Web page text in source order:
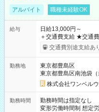
アルバイト 職種未経験OK
給与
日給13,000円～
＋交通費支給 ★交通費全額支給！ ┗案件により規定あり ★日払
いOK！（規定あり）
ンビニATMから 日払い分を
交通費別途支給あ
勤務地
東京都豊島区
東京都豊島区南池袋（
株式会社ワンベル
勤務時間
勤務時間は指定なし
変形労働時間制 想定労働時間160